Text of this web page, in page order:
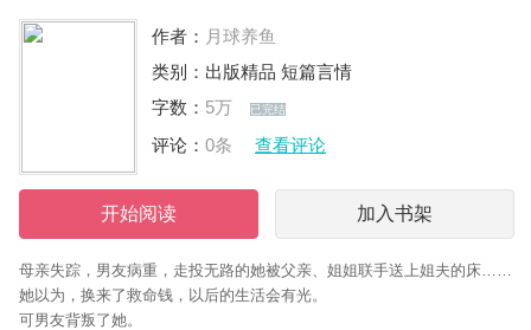
作者： 月球养鱼
类别： 出版精品 短篇言情
字数： 5万 已完结
评论： 0条 查看评论
开始阅读 加入书架
母亲失踪，男友病重，走投无路的她被父亲、姐姐联手送上姐夫的床……
她以为，换来了救命钱，以后的生活会有光。
可男友背叛了她。